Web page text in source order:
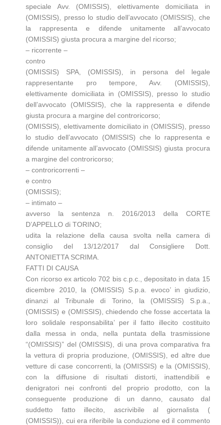
speciale Avv. (OMISSIS), elettivamente domiciliata in
(OMISSIS), presso lo studio dell’avvocato (OMISSIS), che
la rappresenta e difende unitamente all’avvocato
(OMISSIS) giusta procura a margine del ricorso;
– ricorrente –
contro
(OMISSIS) SPA, (OMISSIS), in persona del legale
rappresentante pro tempore, Avv. (OMISSIS),
elettivamente domiciliata in (OMISSIS), presso lo studio
dell’avvocato (OMISSIS), che la rappresenta e difende
giusta procura a margine del controricorso;
(OMISSIS), elettivamente domiciliato in (OMISSIS), presso
lo studio dell’avvocato (OMISSIS) che lo rappresenta e
difende unitamente all’avvocato (OMISSIS) giusta procura
a margine del controricorso;
– controricorrenti –
e contro
(OMISSIS);
– intimato –
avverso la sentenza n. 2016/2013 della CORTE
D’APPELLO di TORINO;
udita la relazione della causa svolta nella camera di
consiglio del 13/12/2017 dal Consigliere Dott.
ANTONIETTA SCRIMA.
FATTI DI CAUSA
Con ricorso ex articolo 702 bis c.p.c., depositato in data 15
dicembre 2010, la (OMISSIS) S.p.a. evoco’ in giudizio,
dinanzi al Tribunale di Torino, la (OMISSIS) S.p.a.,
(OMISSIS) e (OMISSIS), chiedendo che fosse accertata la
loro solidale responsabilita’ per il fatto illecito costituito
dalla messa in onda, nella puntata della trasmissione
“(OMISSIS)” del (OMISSIS), di una prova comparativa fra
la vettura di propria produzione, (OMISSIS), ed altre due
vetture di case concorrenti, la (OMISSIS) e la (OMISSIS),
con la diffusione di risultati distorti, inattendibili e
denigratori nei confronti del proprio prodotto, con la
conseguente produzione di un danno, causato dal
suddetto fatto illecito, ascrivibile al giornalista (
(OMISSIS)), cui era riferibile la conduzione ed il commento